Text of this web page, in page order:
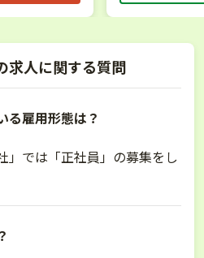
求人に関する質問
る雇用形態は？
」では「正社員」の募集をし